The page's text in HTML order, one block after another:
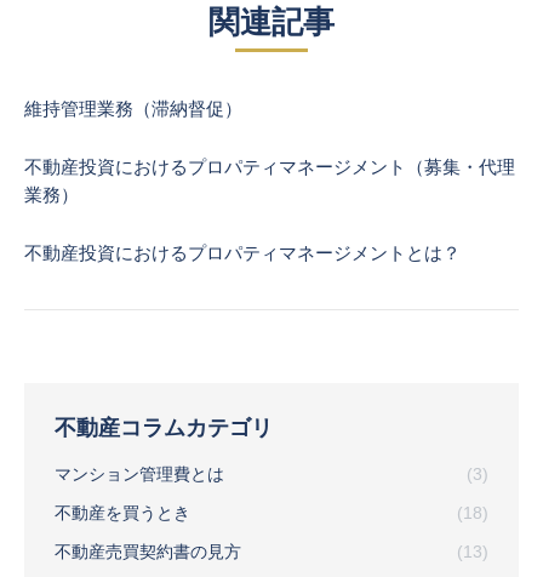
関連記事
維持管理業務（滞納督促）
不動産投資におけるプロパティマネージメント（募集・代理
業務）
不動産投資におけるプロパティマネージメントとは？
不動産コラムカテゴリ
マンション管理費とは
(3)
不動産を買うとき
(18)
不動産売買契約書の見方
(13)